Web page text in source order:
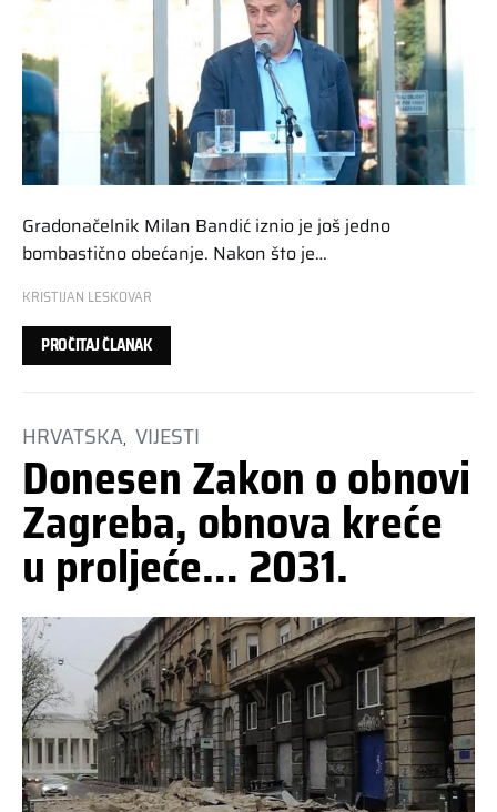
Gradonačelnik Milan Bandić iznio je još jedno
bombastično obećanje. Nakon što je…
KRISTIJAN LESKOVAR
PROČITAJ ČLANAK
HRVATSKA VIJESTI
Donesen Zakon o obnovi
Zagreba, obnova kreće
u proljeće… 2031.